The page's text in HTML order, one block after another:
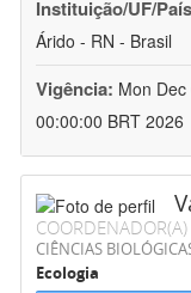
Instituição/UF/
Árido - RN - Brasil
Vigência: Mon
00:00:00 BRT 2026
COORDENADOR(A)
CIÊNCIAS
Ecologia